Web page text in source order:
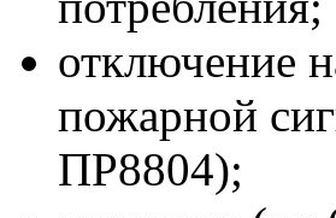
отключение
пожарной
ПР8804);